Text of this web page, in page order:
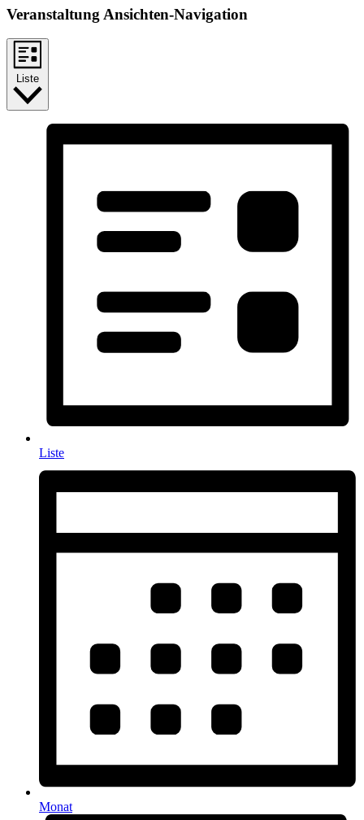
Veranstaltung Ansichten-Navigation
Liste
Liste
Monat